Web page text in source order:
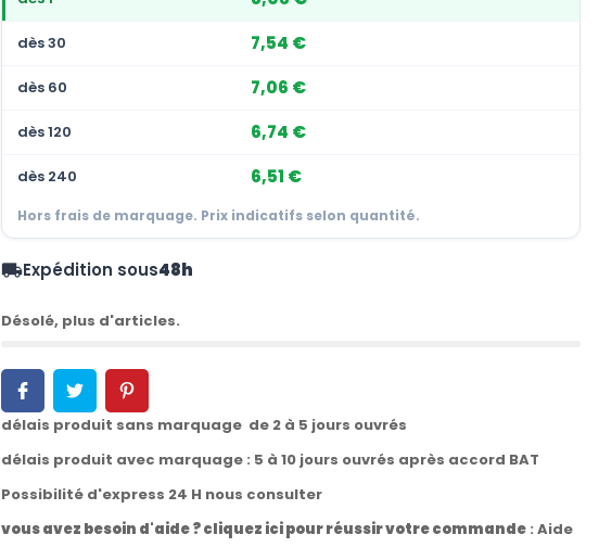
dès 30 7,54 €
dès 60 7,06 €
dès 120 6,74 €
dès 240 6,51 €
Hors frais de marquage. Prix indicatifs selon quantité.
local_shippingExpédition sous48h
Désolé, plus d'articles.
délais produit sans marquage de 2 à 5 jours ouvrés
délais produit avec marquage : 5 à 10 jours ouvrés après accord BAT
Possibilité d'express 24 H nous consulter
vous avez besoin d'aide ? cliquez ici pour réussir votre commande: Aide